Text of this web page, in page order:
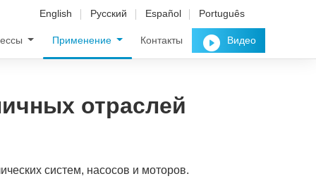
English Русский Español Português
Применение Контакты Видео
отраслей
систем, насосов и моторов.